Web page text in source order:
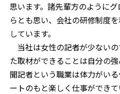
思います。諸先輩方のように
らとも思い、会社の研修制度
しています。
当社は女性の記者が少ない
た取材ができることは自分の
聞記者という職業は体力がい
ートのもと楽しく仕事ができ